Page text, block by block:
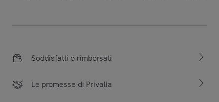
Soddisfatti o rimborsati
Le promesse di Privalia